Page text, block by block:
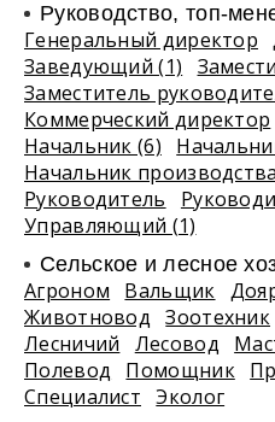
Руководство, топ-
Генеральный директор
Заведующий (1)
Заместитель
Коммерческий директор
Начальник (6)
Начальник производства
Руководитель
Управляющий (1)
Сельское и лесное
Агроном Вальщик
Животновод
Зоотехник
Лесничий
Лесовод
Полевод
Помощник
Специалист
Эколог